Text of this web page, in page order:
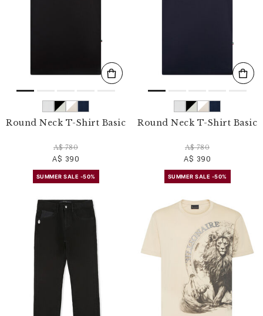
Round Neck T-Shirt Basic
A$ 780
A$ 390
SUMMER SALE -50%
Round Neck T-Shirt Basic
A$ 780
A$ 390
SUMMER SALE -50%